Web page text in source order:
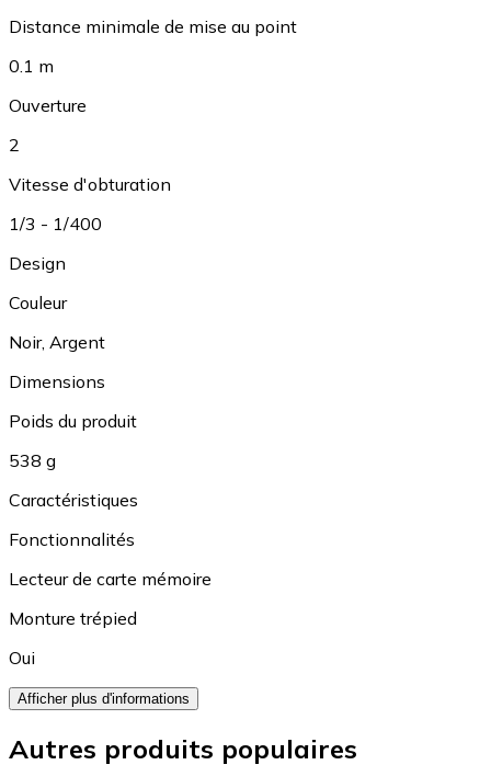
Distance minimale de mise au point
0.1 m
Ouverture
2
Vitesse d'obturation
1/3 - 1/400
Design
Couleur
Noir, Argent
Dimensions
Poids du produit
538 g
Caractéristiques
Fonctionnalités
Lecteur de carte mémoire
Monture trépied
Oui
Afficher plus d'informations
Autres produits populaires